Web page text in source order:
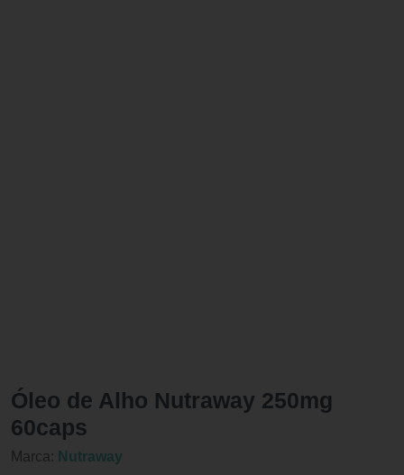
Óleo de Alho Nutraway 250mg
60caps
Marca: Nutraway